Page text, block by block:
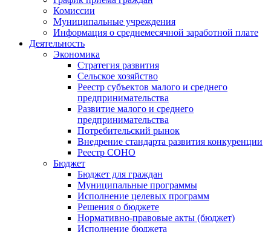
Комиссии
Муниципальные учреждения
Информация о среднемесячной заработной плате
Деятельность
Экономика
Стратегия развития
Сельское хозяйство
Реестр субъектов малого и среднего
предпринимательства
Развитие малого и среднего
предпринимательства
Потребительский рынок
Внедрение стандарта развития конкуренции
Реестр СОНО
Бюджет
Бюджет для граждан
Муниципальные программы
Исполнение целевых программ
Решения о бюджете
Нормативно-правовые акты (бюджет)
Исполнение бюджета